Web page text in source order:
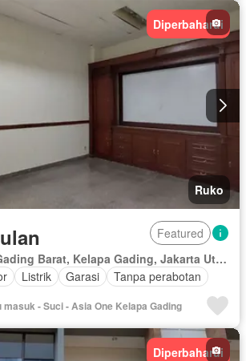
Diperbaharui
Ruko
Featured
RW 20, Kelapa Gading Barat, Kelapa Gading, Jakarta Utara, Daerah Khusus Ibukota Jakarta
Listrik Garasi Tanpa perabotan
- Suci - Asia One Kelapa Gading
Diperbaharui